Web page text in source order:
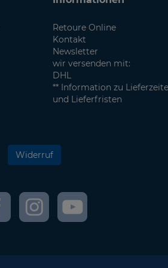
Retoure Online
Kontakt
Newsletter
wir versenden mit:
DHL
** Information zu
und Lieferfristen
Widerruf